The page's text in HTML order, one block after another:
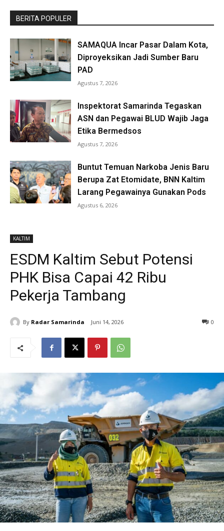
BERITA POPULER
SAMAQUA Incar Pasar Dalam Kota,
Diproyeksikan Jadi Sumber Baru
PAD
Agustus 7, 2026
Inspektorat Samarinda Tegaskan
ASN dan Pegawai BLUD Wajib Jaga
Etika Bermedsos
Agustus 7, 2026
Buntut Temuan Narkoba Jenis Baru
Berupa Zat Etomidate, BNN Kaltim
Larang Pegawainya Gunakan Pods
Agustus 6, 2026